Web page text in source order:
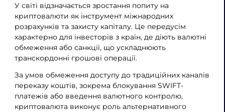
У світі відзначається зростання попиту на
криптовалюти як інструмент міжнародних
розрахунків та захисту капіталу. Це передусім
характерно для інвесторів з країн, де діють валютні
обмеження або санкції, що ускладнюють
транскордонні грошові операції.
За умов обмеження доступу до традиційних каналів
переказу коштів, зокрема блокування SWIFT-
платежів або введення валютного контролю,
криптовалюта виконує роль альтернативного